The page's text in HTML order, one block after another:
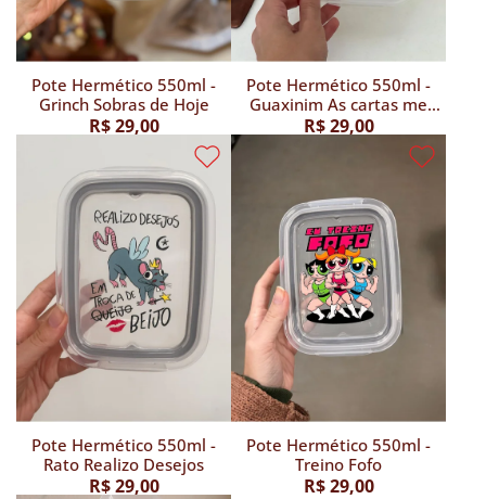
Pote Hermético 550ml -
Grinch Sobras de Hoje
R$ 29,00
Pote Hermético 550ml -
Guaxinim As cartas me
revelaram
R$ 29,00
Pote Hermético 550ml -
Rato Realizo Desejos
R$ 29,00
Pote Hermético 550ml -
Treino Fofo
R$ 29,00